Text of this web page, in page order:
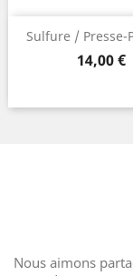
Sulfure / Presse-
Prix
14,00 €
Nous aimons